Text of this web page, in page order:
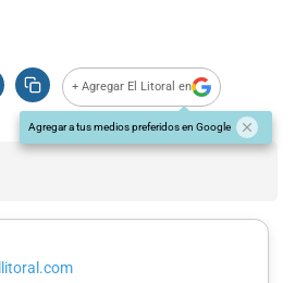
+ Agregar El Litoral en
Agregar a tus medios preferidos en Google